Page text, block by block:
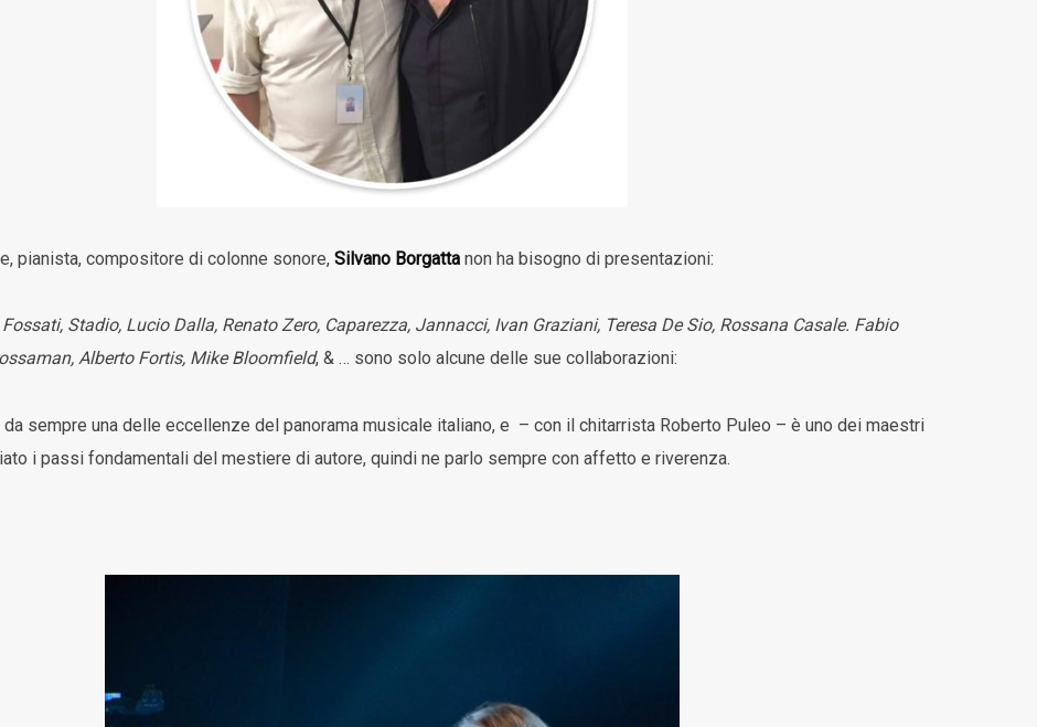
pianista, compositore di colonne sonore, Silvano Borgatta non ha bisogno di presentazioni:
Stadio, Lucio Dalla, Renato Zero, Caparezza, Jannacci, Ivan Graziani, Teresa De Sio, Rossana Casale. Fabio
Alberto Fortis, Mike Bloomfield, & … sono solo alcune delle sue collaborazioni:
da sempre una delle eccellenze del panorama musicale italiano, e – con il chitarrista Roberto Puleo – è uno dei maestri
i passi fondamentali del mestiere di autore, quindi ne parlo sempre con affetto e riverenza.